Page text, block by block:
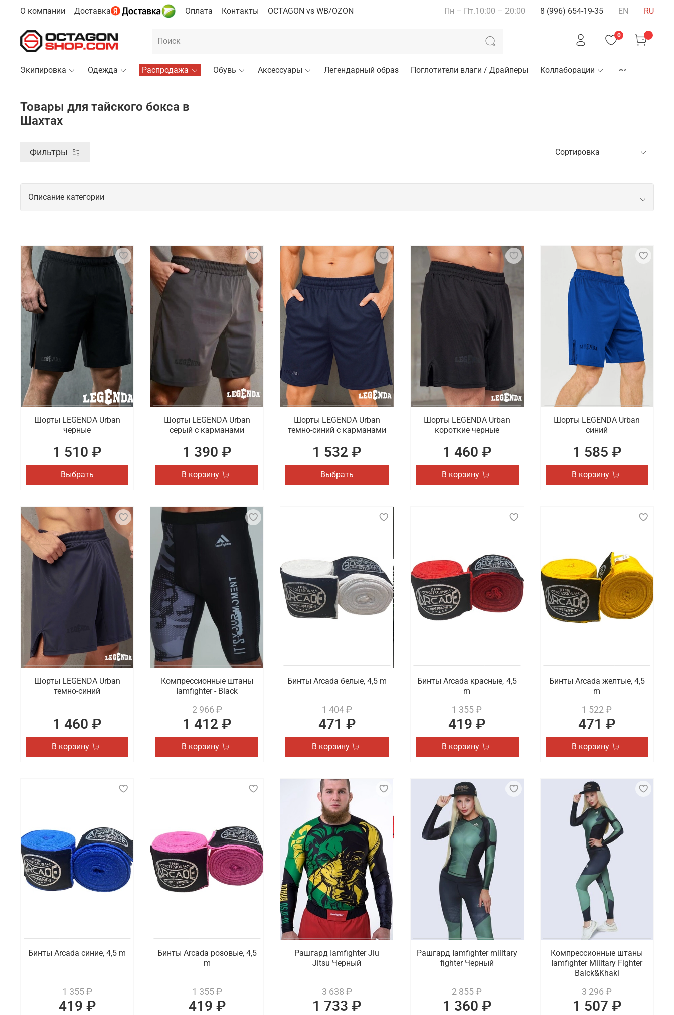
О компании Доставка Оплата Контакты OCTAGON vs WB/OZON Пн – Пт.10:00 – 20:00 8 (996) 654-19-35 EN RU
0
Экипировка Одежда Распродажа Обувь Аксессуары Легендарный образ Поглотители влаги / Драйперы Коллаборации
Товары для тайского бокса в
Шахтах
Фильтры
Описание категории
элементами являются боксерские перчатки, бинты для рук и шорты, выполненные из легких и дышащих материалов. Также используются капы и защитные
нагрудники для предотвращения травм.
Что мы предлагаем на выбор
Готовы предложить на выбор практичную и качественную одежду для спорта. В наличии тренировочные шорты с карманами и без, рашгарды и компрессионные
штаны. Доступен большой ассортимент бинтов для бокса, боксерских кап и защитных элементов для паха.
Где заказать спортивную одежду и экипировку для тайского бокса с доставкой в Шахтах
В интернет-магазине Octagon Shop можно выбрать и купить спортивные товары для тайского бокса. В наличии представлены исключительно оригинальные
модели, выпуском которых занимаются проверенные бренды. Гарантируется быстрая доставка оформленных онлайн покупок по Шахтам.
Шорты LEGENDA Urban
черные
1 510 ₽
Выбрать
Шорты LEGENDA Urban
серый c карманами
1 390 ₽
В корзину
Шорты LEGENDA Urban
темно-синий с карманами
1 532 ₽
Выбрать
Шорты LEGENDA Urban
короткие черные
1 460 ₽
В корзину
Шорты LEGENDA Urban
синий
1 585 ₽
В корзину
Шорты LEGENDA Urban
темно-синий
1 460 ₽
В корзину
Компрессионные штаны
Iamfighter - Black
2 966 ₽
1 412 ₽
В корзину
Бинты Arcada белые, 4,5 m
1 404 ₽
471 ₽
В корзину
Бинты Arcada красные, 4,5
m
1 355 ₽
419 ₽
В корзину
Бинты Arcada желтые, 4,5
m
1 522 ₽
471 ₽
В корзину
Бинты Arcada синие, 4,5 m
1 355 ₽
419 ₽
Бинты Arcada розовые, 4,5
m
1 355 ₽
419 ₽
Рашгард Iamfighter Jiu
Jitsu Черный
3 638 ₽
1 733 ₽
Рашгард Iamfighter military
fighter Черный
2 855 ₽
1 360 ₽
Компрессионные штаны
Iamfighter Military Fighter
Balck&Khaki
3 296 ₽
1 507 ₽